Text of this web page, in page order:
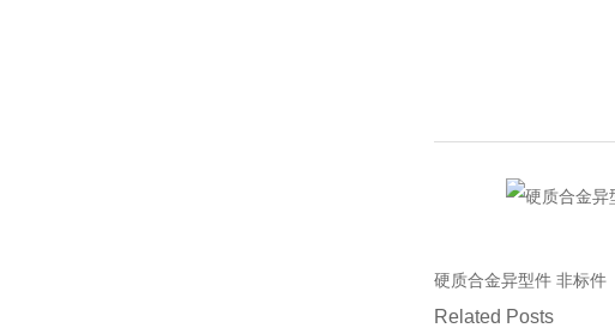
硬质合金异型件 非标件
Related Posts